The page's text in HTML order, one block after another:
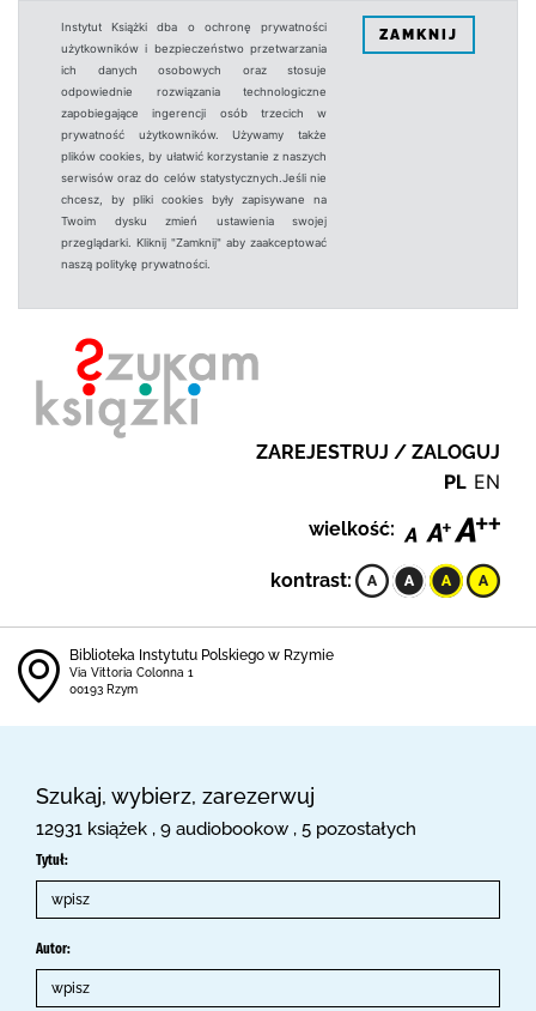
Instytut Książki dba o ochronę prywatności
użytkowników i bezpieczeństwo przetwarzania
ich danych osobowych oraz stosuje
odpowiednie rozwiązania technologiczne
zapobiegające ingerencji osób trzecich w
prywatność użytkowników. Używamy także
plików cookies, by ułatwić korzystanie z naszych
serwisów oraz do celów statystycznych.Jeśli nie
chcesz, by pliki cookies były zapisywane na
Twoim dysku zmień ustawienia swojej
przeglądarki. Kliknij "Zamknij" aby zaakceptować
naszą politykę prywatności.
ZAMKNIJ
ZAREJESTRUJ / ZALOGUJ
PL EN
wielkość:
kontrast:
Biblioteka Instytutu Polskiego w Rzymie
Via Vittoria Colonna 1
00193 Rzym
Szukaj, wybierz, zarezerwuj
12931 książek , 9 audiobookow , 5 pozostałych
Tytuł:
Autor: